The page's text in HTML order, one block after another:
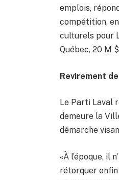
emplois,
compétition,
culturels pour
Québec, 20 M
Revirement
Le Parti Laval
demeure la
démarche
«À l’époque, il
rétorquer enfin